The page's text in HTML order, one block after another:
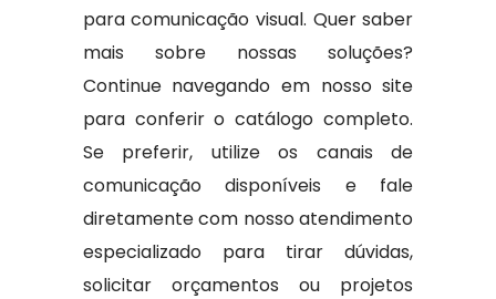
para comunicação visual. Quer saber
mais sobre nossas soluções?
Continue navegando em nosso site
para conferir o catálogo completo.
Se preferir, utilize os canais de
comunicação disponíveis e fale
diretamente com nosso atendimento
especializado para tirar dúvidas,
solicitar orçamentos ou projetos